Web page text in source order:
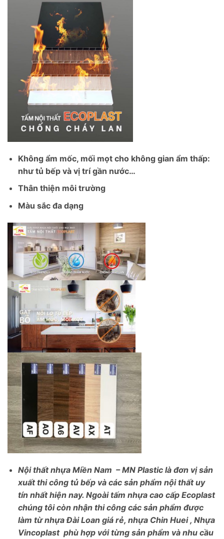
Không ẩm mốc, mối mọt cho không gian ẩm thấp:
như tủ bếp và vị trí gần nước…
Thân thiện môi trường
Màu sắc đa dạng
Nội thất nhựa Miền Nam – MN Plastic là đơn vị sản
xuất thi công tủ bếp và các sản phẩm nội thất uy
tín nhất hiện nay. Ngoài tấm nhựa cao cấp Ecoplast
chúng tôi còn nhận thi công các sản phẩm được
làm từ nhựa Đài Loan giá rẻ, nhựa Chin Huei , Nhựa
Vincoplast phù hợp với từng sản phẩm và nhu cầu